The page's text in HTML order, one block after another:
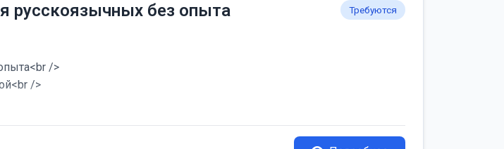
русскоязычных без опыта Требуются
/>
/>